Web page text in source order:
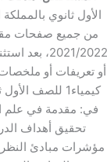
الأول ثانوي
2021/
أو تعريفات أو
في: مقدمة في علم
مؤشرات مبادئ